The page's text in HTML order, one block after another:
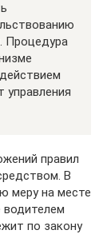
Процедура
управления
правил
В
меру на месте
водителем
по закону